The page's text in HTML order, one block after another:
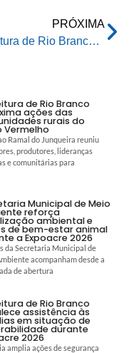
PRÓXIMA
Prefeitura de Rio Branco entrega área de esporte e lazer no Conjunto Habitar Brasil
de Rio Branco
ações das
rurais do
Vermelho
Ramal do Junqueira reuniu
produtores, lideranças
e comunitárias para
Municipal de Meio
reforça
ambiental e
de bem-estar animal
a Expoacre 2026
da Secretaria Municipal de
acompanham desde a
de abertura
de Rio Branco
assistência às
em situação de
durante
2026
amplia ações de segurança